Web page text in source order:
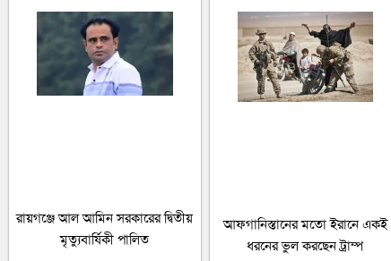
রায়গঞ্জে আল আমিন সরকারের দ্বিতীয়
মৃত্যুবার্ষিকী পালিত
আফগানিস্তানের মতো ইরানে একই
ধরনের ভুল করছেন ট্রাম্প